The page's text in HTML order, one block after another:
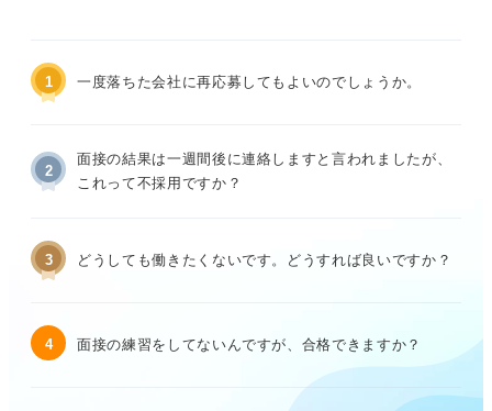
1 一度落ちた会社に再応募してもよいのでしょうか。
2
面接の結果は一週間後に連絡しますと言われましたが、
これって不採用ですか？
3 どうしても働きたくないです。どうすれば良いですか？
4 面接の練習をしてないんですが、合格できますか？